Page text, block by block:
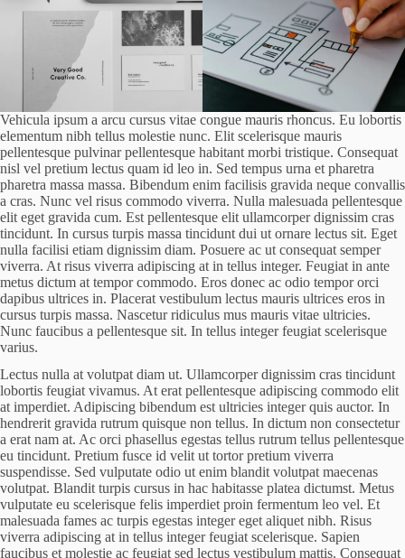
Vehicula ipsum a arcu cursus vitae congue mauris rhoncus. Eu lobortis
elementum nibh tellus molestie nunc. Elit scelerisque mauris
pellentesque pulvinar pellentesque habitant morbi tristique. Consequat
nisl vel pretium lectus quam id leo in. Sed tempus urna et pharetra
pharetra massa massa. Bibendum enim facilisis gravida neque convallis
a cras. Nunc vel risus commodo viverra. Nulla malesuada pellentesque
elit eget gravida cum. Est pellentesque elit ullamcorper dignissim cras
tincidunt. In cursus turpis massa tincidunt dui ut ornare lectus sit. Eget
nulla facilisi etiam dignissim diam. Posuere ac ut consequat semper
viverra. At risus viverra adipiscing at in tellus integer. Feugiat in ante
metus dictum at tempor commodo. Eros donec ac odio tempor orci
dapibus ultrices in. Placerat vestibulum lectus mauris ultrices eros in
cursus turpis massa. Nascetur ridiculus mus mauris vitae ultricies.
Nunc faucibus a pellentesque sit. In tellus integer feugiat scelerisque
varius.
Lectus nulla at volutpat diam ut. Ullamcorper dignissim cras tincidunt
lobortis feugiat vivamus. At erat pellentesque adipiscing commodo elit
at imperdiet. Adipiscing bibendum est ultricies integer quis auctor. In
hendrerit gravida rutrum quisque non tellus. In dictum non consectetur
a erat nam at. Ac orci phasellus egestas tellus rutrum tellus pellentesque
eu tincidunt. Pretium fusce id velit ut tortor pretium viverra
suspendisse. Sed vulputate odio ut enim blandit volutpat maecenas
volutpat. Blandit turpis cursus in hac habitasse platea dictumst. Metus
vulputate eu scelerisque felis imperdiet proin fermentum leo vel. Et
malesuada fames ac turpis egestas integer eget aliquet nibh. Risus
viverra adipiscing at in tellus integer feugiat scelerisque. Sapien
faucibus et molestie ac feugiat sed lectus vestibulum mattis. Consequat